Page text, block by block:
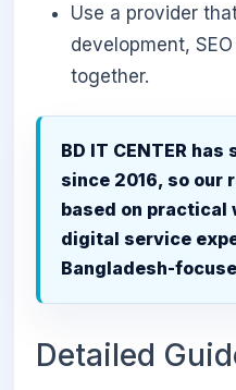
Use a provider
development,
together.
BD IT CENTER
since 2016, so our
based on practical
digital service
Bangladesh-
Detailed